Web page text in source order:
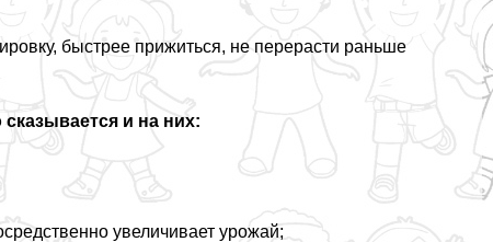
быстрее прижиться, не перерасти раньше
и на них:
увеличивает урожай;